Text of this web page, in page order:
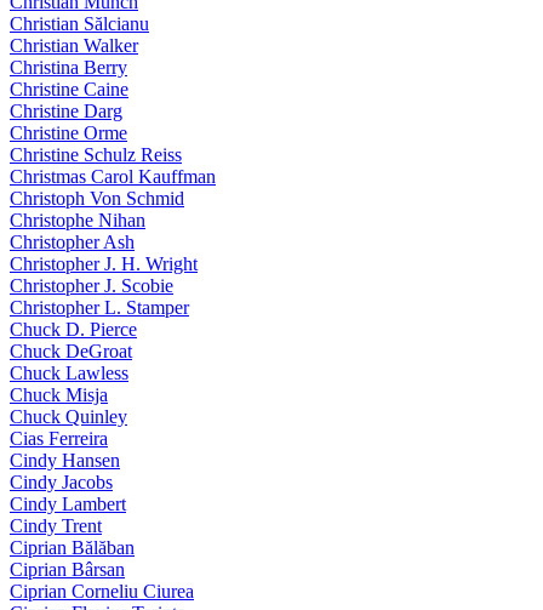
Christian Sălcianu
Christian Walker
Christina Berry
Christine Caine
Christine Darg
Christine Orme
Christine Schulz Reiss
Christmas Carol Kauffman
Christoph Von Schmid
Christophe Nihan
Christopher Ash
Christopher J. H. Wright
Christopher J. Scobie
Christopher L. Stamper
Chuck D. Pierce
Chuck DeGroat
Chuck Lawless
Chuck Misja
Chuck Quinley
Cias Ferreira
Cindy Hansen
Cindy Jacobs
Cindy Lambert
Cindy Trent
Ciprian Bălăban
Ciprian Bârsan
Ciprian Corneliu Ciurea